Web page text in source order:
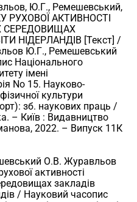
Ю.Г., Ремешевський,
РУХОВОЇ АКТИВНОСТІ
СЕРЕДОВИЩАХ
НІДЕРЛАНДІВ [Текст] /
Ю.Г., Ремешевський
Національного
імені
No 15. Науково-
культури
зб. наукових праць /
– Київ : Видавництво
2022. – Випуск 11К
О.В. Журавльов
активності
закладів
/ Науковий часопис